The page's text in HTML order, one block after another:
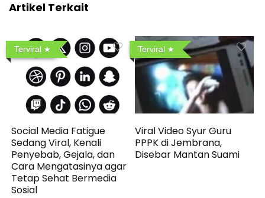
Artikel Terkait
Terviral
Social Media Fatigue
Sedang Viral, Kenali
Penyebab, Gejala, dan
Cara Mengatasinya agar
Tetap Sehat Bermedia
Sosial
Terviral
Viral Video Syur Guru
PPPK di Jembrana,
Disebar Mantan Suami